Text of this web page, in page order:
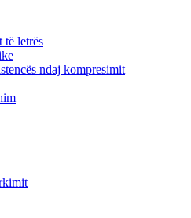
të letrës
ndaj kompresimit